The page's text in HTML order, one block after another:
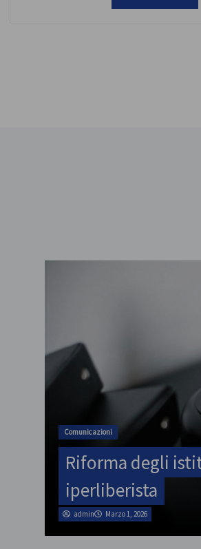
Comunicazioni
Riforma degli
iperliberista
admin Marzo 1, 2026